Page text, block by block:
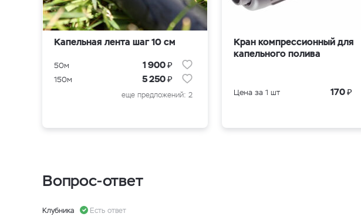
Капельная лента шаг 10 см
50м 1 900₽
150м 5 250₽
еще предложений: 2
Кран компрессионный для
капельного полива
Цена за 1 шт 170₽
Вопрос-ответ
Клубника Есть ответ